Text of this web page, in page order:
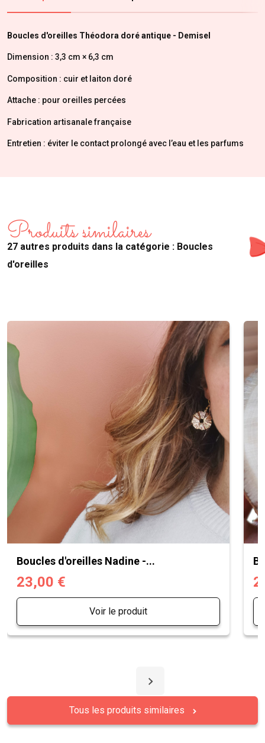
Boucles d'oreilles Théodora doré antique - Demisel
Dimension : 3,3 cm × 6,3 cm
Composition : cuir et laiton doré
Attache : pour oreilles percées
Fabrication artisanale française
Entretien : éviter le contact prolongé avec l’eau et les parfums
Produits similaires
27 autres produits dans la catégorie : Boucles
d'oreilles
Boucles d'oreilles Nadine -...
23,00 €
Voir le produit
Tous les produits similaires